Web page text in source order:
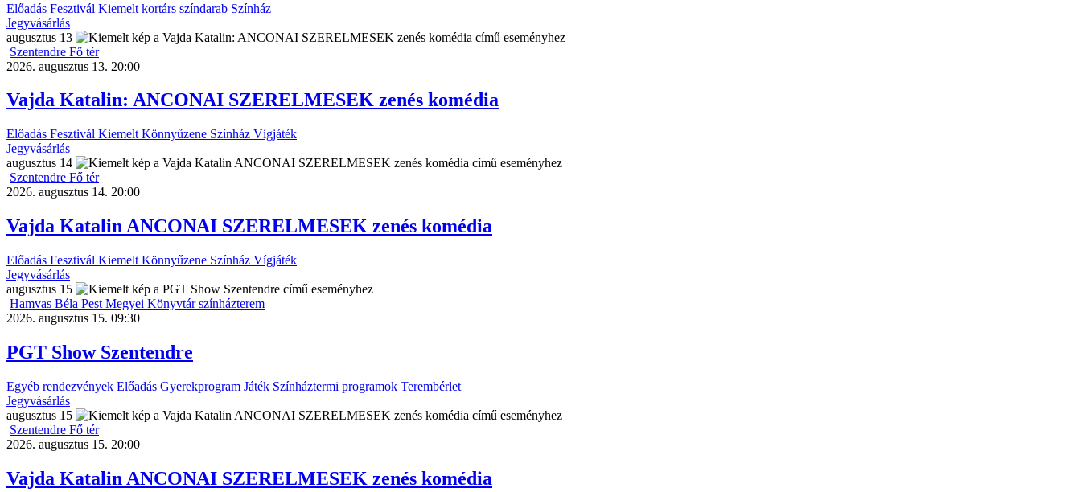
Előadás Fesztivál Kiemelt kortárs színdarab Színház
Jegyvásárlás
augusztus 13
Szentendre Fő tér
2026. augusztus 13. 20:00
Vajda Katalin: ANCONAI SZERELMESEK zenés komédia
Előadás Fesztivál Kiemelt Könnyűzene Színház Vígjáték
Jegyvásárlás
augusztus 14
Szentendre Fő tér
2026. augusztus 14. 20:00
Vajda Katalin ANCONAI SZERELMESEK zenés komédia
Előadás Fesztivál Kiemelt Könnyűzene Színház Vígjáték
Jegyvásárlás
augusztus 15
Hamvas Béla Pest Megyei Könyvtár színházterem
2026. augusztus 15. 09:30
PGT Show Szentendre
Egyéb rendezvények Előadás Gyerekprogram Játék Színháztermi programok Terembérlet
Jegyvásárlás
augusztus 15
Szentendre Fő tér
2026. augusztus 15. 20:00
Vajda Katalin ANCONAI SZERELMESEK zenés komédia